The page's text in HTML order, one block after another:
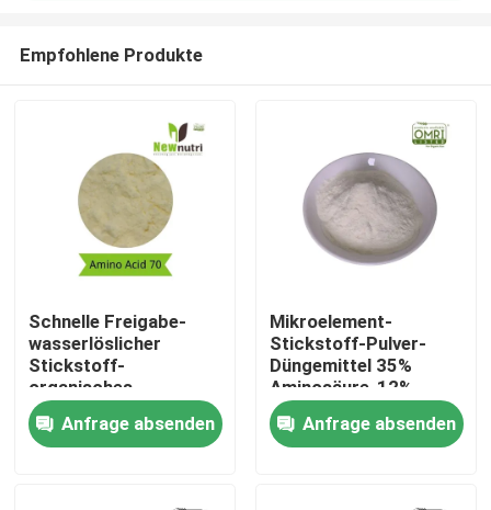
Haus
Produkte
Empfohlene Produkte
Schnelle Freigabe-
wasserlöslicher
Stickstoff-
organisches
Düngemittel
Anfrage absenden
Mikroelement-
Stickstoff-Pulver-
Düngemittel 35%
Aminosäure-12%
Anfrage absenden